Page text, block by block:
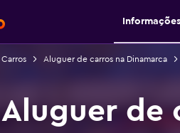
Informações
Carros Aluguer de carros na Dinamarca
Aluguer de